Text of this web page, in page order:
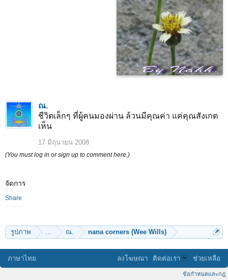
ณ.
ชีวิตเล็กๆ ที่ผู้คนมองผ่าน ล้วนมีคุณค่า แค่คุณสังเกต
เห็น
17 มิถุนายน 2008
(You must log in or sign up to comment here.)
จัดการ
Share
รูปภาพ ... ณ. nana corners (Wee Wills)
ภาษาไทย ลงโฆษณา ติดต่อเรา ช่วยเหลือ
ข้อกำหนดและกฎ